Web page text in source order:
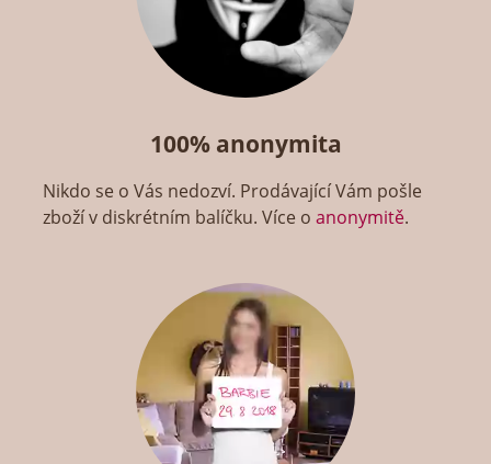
100% anonymita
Nikdo se o Vás nedozví. Prodávající Vám pošle
zboží v diskrétním balíčku. Více oanonymitě.